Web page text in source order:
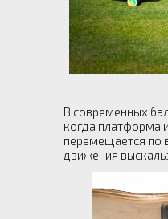
В современных
когда платформа
перемещается по
движения